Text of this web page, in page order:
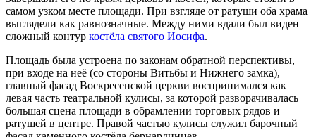
самом узком месте площади. При взгляде от ратуши оба храма
выглядели как равнозначные. Между ними вдали был виден
сложный контур костёла святого Иосифа.
Площадь была устроена по законам обратной перспективы,
при входе на неё (со стороны Витьбы и Нижнего замка),
главный фасад Воскресенской церкви воспринимался как
левая часть театральной кулисы, за которой разворачивалась
большая сцена площади в обрамлении торговых рядов и
ратушей в центре. Правой частью кулисы служил барочный